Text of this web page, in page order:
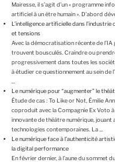
Mairesse, il s’agit d’un « programme
artificiel à un être humain ». D’abord
L’intelligence artificielle dans
et tensions
Avec la démocratisation récente de l’IA
trouvent bousculés. Craindre ou
progressivement dans toutes les
à étudier ce questionnement au sein
Le numérique pour “augmenter” le
Étude de cas : To Like or Not, Émilie
coproduit avec la Compagnie Ex Voto
innovante de théâtre numérique,
technologies contemporaines. La ...
Le numérique face à l’authenticité
la digital performance
En février dernier, à l’aune du sommet